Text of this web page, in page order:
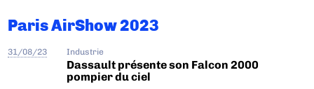
Paris AirShow 2023
31/08/23 Industrie
Dassault présente son Falcon 2000
pompier du ciel